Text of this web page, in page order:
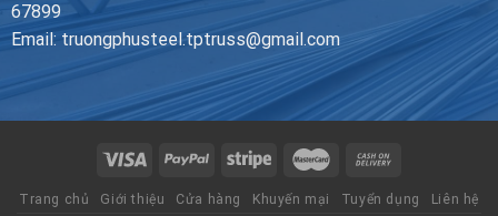
67899
Email: truongphusteel.tptruss@gmail.com
Trang chủ Giới thiệu Cửa hàng Khuyến mại Tuyển dụng Liên hệ